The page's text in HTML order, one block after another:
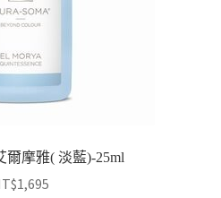
爾摩雅( 淡藍)-25ml
1,695